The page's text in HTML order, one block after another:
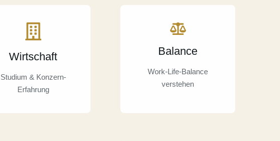
Wirtschaft
Studium & Konzern-
Erfahrung
Balance
Work-Life-Balance
verstehen